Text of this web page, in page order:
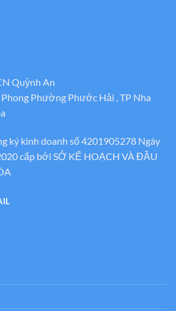
Quỳnh An
Phường Phước Hải , TP Nha
ký kinh doanh số 4201905278 Ngày
cấp bới SỞ KẾ HOẠCH VÀ ĐẦU